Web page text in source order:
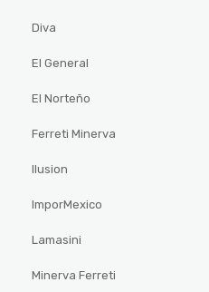
Diva
El General
El Norteño
Ferreti Minerva
Ilusion
ImporMexico
Lamasini
Minerva Ferreti